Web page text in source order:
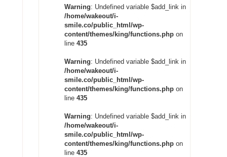
Warning: Undefined variable $add_link in
/home/wakeout/i-
smile.co/public_html/wp-
content/themes/king/functions.phpon
line 435
Warning: Undefined variable $add_link in
/home/wakeout/i-
smile.co/public_html/wp-
content/themes/king/functions.phpon
line 435
Warning: Undefined variable $add_link in
/home/wakeout/i-
smile.co/public_html/wp-
content/themes/king/functions.phpon
line 435